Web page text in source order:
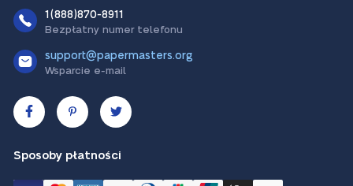
1(888)870-8911
Bezpłatny numer telefonu
support@papermasters.org
Wsparcie e-mail
Sposoby płatności